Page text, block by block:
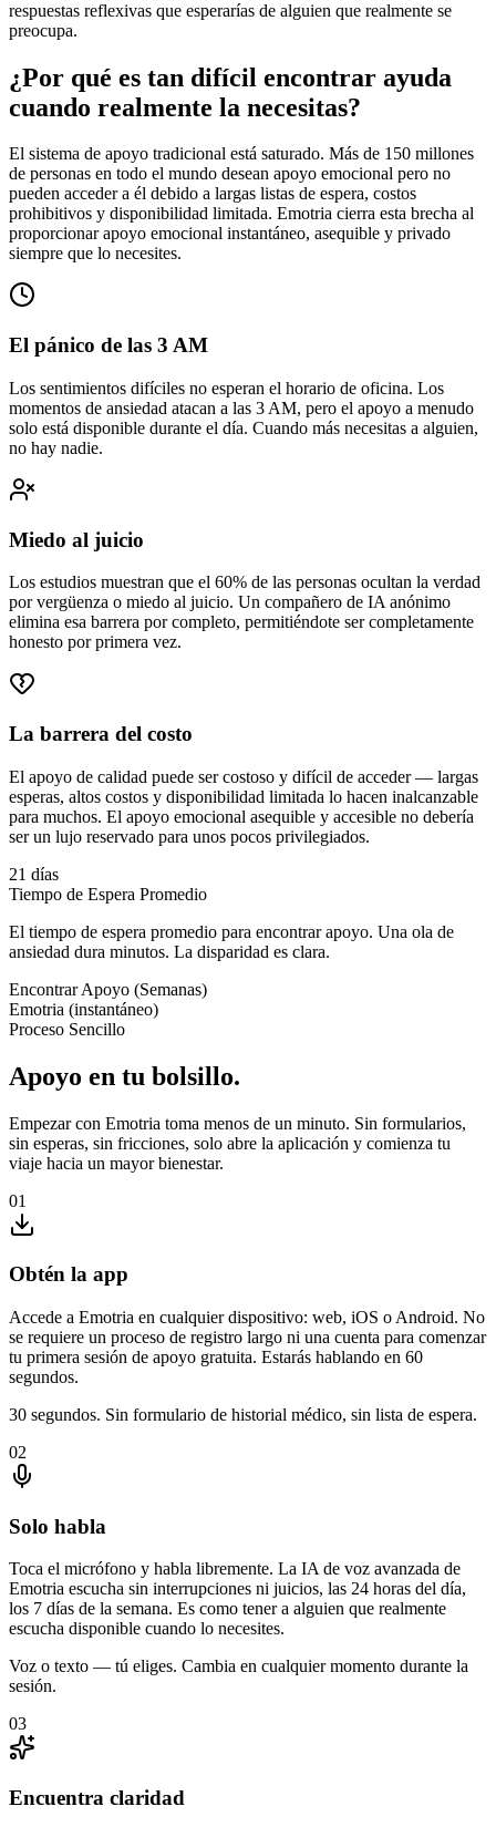
respuestas reflexivas que esperarías de alguien que realmente se
preocupa.
¿Por qué es tan difícil encontrar ayuda
cuando realmente la necesitas?
El sistema de apoyo tradicional está saturado. Más de 150 millones
de personas en todo el mundo desean apoyo emocional pero no
pueden acceder a él debido a largas listas de espera, costos
prohibitivos y disponibilidad limitada. Emotria cierra esta brecha al
proporcionar apoyo emocional instantáneo, asequible y privado
siempre que lo necesites.
El pánico de las 3 AM
Los sentimientos difíciles no esperan el horario de oficina. Los
momentos de ansiedad atacan a las 3 AM, pero el apoyo a menudo
solo está disponible durante el día. Cuando más necesitas a alguien,
no hay nadie.
Miedo al juicio
Los estudios muestran que el 60% de las personas ocultan la verdad
por vergüenza o miedo al juicio. Un compañero de IA anónimo
elimina esa barrera por completo, permitiéndote ser completamente
honesto por primera vez.
La barrera del costo
El apoyo de calidad puede ser costoso y difícil de acceder — largas
esperas, altos costos y disponibilidad limitada lo hacen inalcanzable
para muchos. El apoyo emocional asequible y accesible no debería
ser un lujo reservado para unos pocos privilegiados.
21 días
Tiempo de Espera Promedio
El tiempo de espera promedio para encontrar apoyo. Una ola de
ansiedad dura minutos. La disparidad es clara.
Encontrar Apoyo (Semanas)
Emotria (instantáneo)
Proceso Sencillo
Apoyo en tu bolsillo.
Empezar con Emotria toma menos de un minuto. Sin formularios,
sin esperas, sin fricciones, solo abre la aplicación y comienza tu
viaje hacia un mayor bienestar.
01
Obtén la app
Accede a Emotria en cualquier dispositivo: web, iOS o Android. No
se requiere un proceso de registro largo ni una cuenta para comenzar
tu primera sesión de apoyo gratuita. Estarás hablando en 60
segundos.
30 segundos. Sin formulario de historial médico, sin lista de espera.
02
Solo habla
Toca el micrófono y habla libremente. La IA de voz avanzada de
Emotria escucha sin interrupciones ni juicios, las 24 horas del día,
los 7 días de la semana. Es como tener a alguien que realmente
escucha disponible cuando lo necesites.
Voz o texto — tú eliges. Cambia en cualquier momento durante la
sesión.
03
Encuentra claridad